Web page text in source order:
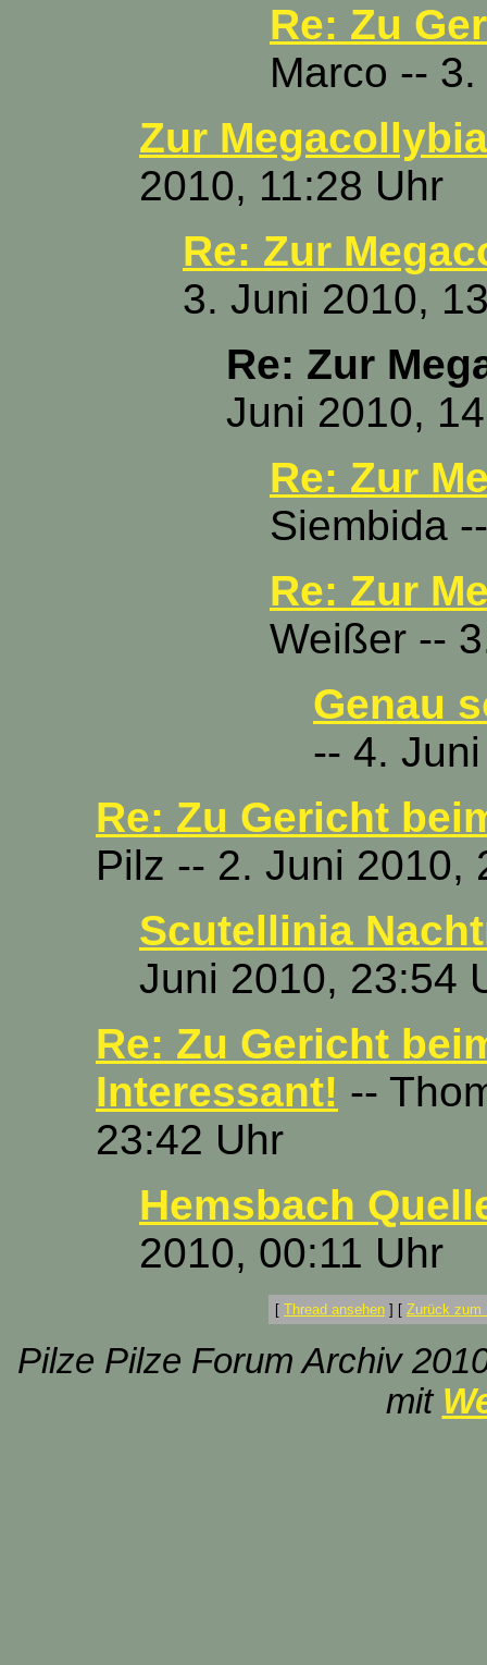
Re: Zu
Marco --
Zur Megacollybia
2010, 11:28 Uhr
Re: Zur
3. Juni 2010,
Re: Zur
Juni 2010,
Re: Zur
Siembida
Re: Zur
Weißer --
Genau
-- 4.
Re: Zu Gericht
Pilz -- 2. Juni 2010,
Scutellinia
Juni 2010, 23:54
Re: Zu Gericht
Interessant! --
23:42 Uhr
Hemsbach
2010, 00:11 Uhr
[ Thread ansehen ] [ Zurück zum
Pilze Pilze Forum Archiv
mit